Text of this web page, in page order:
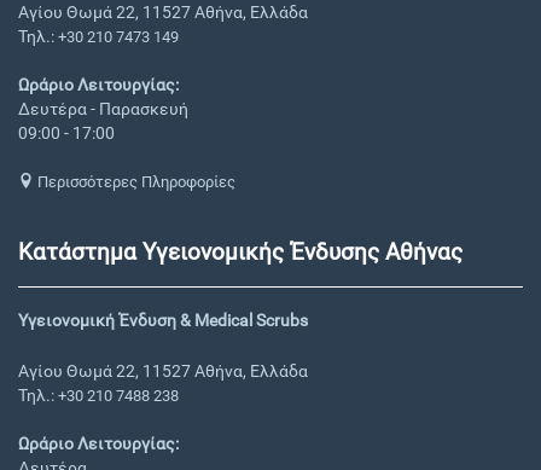
Αγίου Θωμά 22, 11527 Αθήνα, Ελλάδα
Τηλ.: +30 210 7473 149
Ωράριο Λειτουργίας:
Δευτέρα - Παρασκευή
09:00 - 17:00
Περισσότερες Πληροφορίες
Κατάστημα Υγειονομικής Ένδυσης Αθήνας
Υγειονομική Ένδυση & Medical Scrubs
Αγίου Θωμά 22, 11527 Αθήνα, Ελλάδα
Τηλ.: +30 210 7488 238
Ωράριο Λειτουργίας: